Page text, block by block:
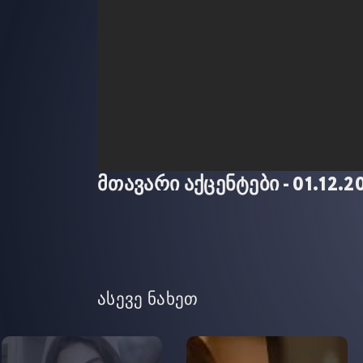
მთავარი აქცენტები -
ასევე ნახეთ